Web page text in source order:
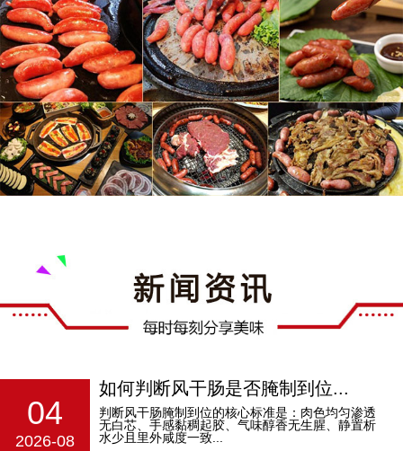
04
2026-08
如何判断风干肠是否腌制到位...
判断风干肠腌制到位的核心标准是：‌肉色均匀渗透
无白芯、手感黏稠起胶、气味醇香无生腥、静置析
水少且里外咸度一致‌...